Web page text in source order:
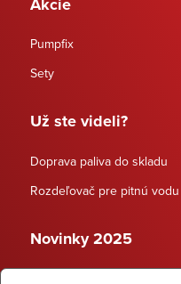
Akcie
Pumpfix
Sety
Už ste videli?
Doprava paliva do skladu
Rozdeľovač pre pitnú vodu
Novinky 2025